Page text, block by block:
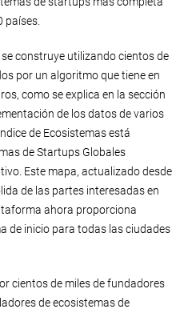
países.
construye utilizando cientos de
​​por un algoritmo que tiene en
como se explica en la sección
de los datos de varios
de Ecosistemas está
de Startups Globales
Este mapa, actualizado desde
de las partes interesadas en
ahora proporciona
de inicio para todas las ciudades
cientos de miles de fundadores
de ecosistemas de